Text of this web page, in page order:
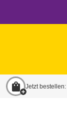
shopping_bag Jetzt bestellen: